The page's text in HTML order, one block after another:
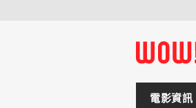
電影資訊